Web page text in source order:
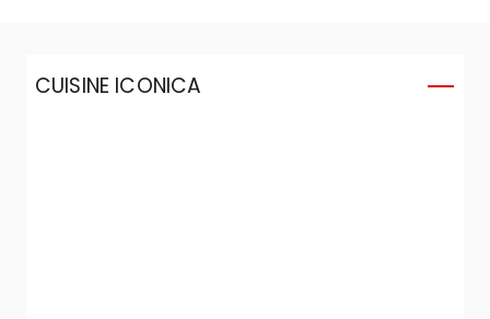
CUISINE ICONICA